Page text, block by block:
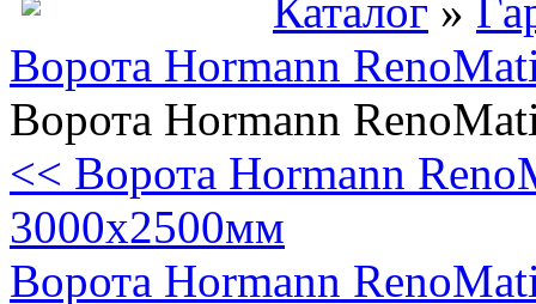
Каталог »
Ворота Hormann
Ворота Hormann
<< Ворота Hormann
3000x2500мм
Ворота Hormann